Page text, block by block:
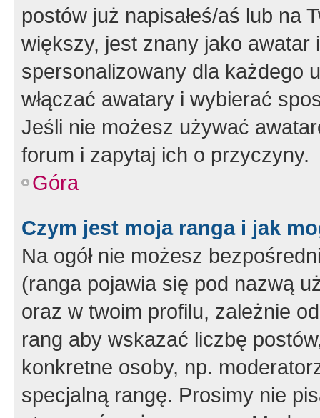
postów już napisałeś/aś lub na
większy, jest znany jako
spersonalizowany dla każdego
włączać awatary i wybierać
Jeśli nie możesz używać
forum i zapytaj ich o przyczyny.
Góra
Czym jest moja ranga i jak
Na ogół nie możesz
(ranga pojawia się pod nazwą
oraz w twoim profilu, zależnie
rang aby wskazać liczbę
konkretne osoby, np.
specjalną rangę. Prosimy nie